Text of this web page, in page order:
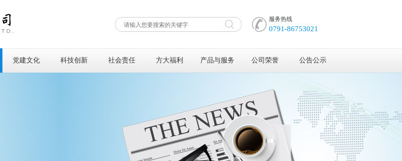
服务热线
0791-86753021
党建文化 科技创新 社会责任 方大福利 产品与服务 公司荣誉 公告公示